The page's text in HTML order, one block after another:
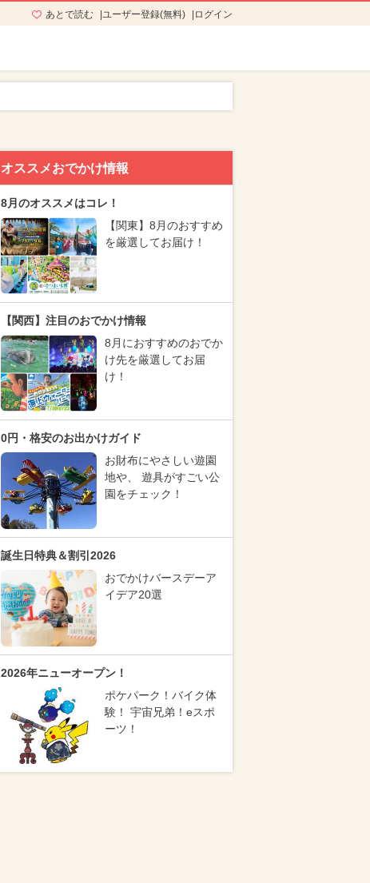
あとで読む ユーザー登録(無料) ログイン
オススメおでかけ情報
8月のオススメはコレ！
【関東】8月のおすすめ
を厳選してお届け！
【関西】注目のおでかけ情報
8月におすすめのおでか
け先を厳選してお届
け！
0円・格安のお出かけガイド
お財布にやさしい遊園
地や、 遊具がすごい公
園をチェック！
誕生日特典＆割引2026
おでかけバースデーア
イデア20選
2026年ニューオープン！
ポケパーク！バイク体
験！ 宇宙兄弟！eスポ
ーツ！